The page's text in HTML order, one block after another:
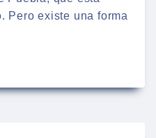
Pero existe una forma